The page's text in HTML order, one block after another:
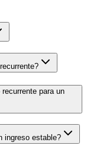
para un
ingreso estable?